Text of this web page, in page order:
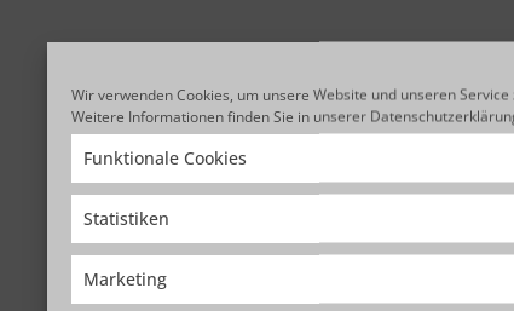
Wir verwenden Cookies, um unsere Website und unseren
Weitere Informationen finden Sie in unserer
Funktionale Cookies
Statistiken
Marketing